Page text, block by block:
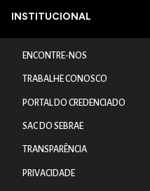
INSTITUCIONAL
ENCONTRE-NOS
TRABALHE CONOSCO
PORTAL DO CREDENCIADO
SAC DO SEBRAE
TRANSPARÊNCIA
PRIVACIDADE